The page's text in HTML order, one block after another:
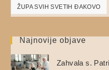
ŽUPA SVIH SVETIH ĐAKOVO
Najnovije objave
Zahvala s.